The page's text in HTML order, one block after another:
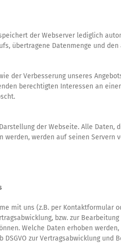
der Webserver lediglich
übertragene Datenmenge und den
der Verbesserung unseres
berechtigten Interessen an
der Webseite. Alle Daten,
werden auf seinen Servern
mit uns (z.B. per Kontaktformular
bzw. zur Bearbeitung
Welche Daten erhoben
zur Vertragsabwicklung und